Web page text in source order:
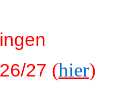
27 (hier)